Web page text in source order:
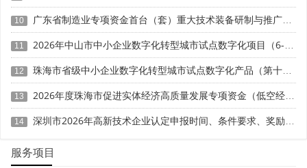
至500万元不等。政策适用对象为广东省内注册、纳入省工
信厅单项冠军企业库的企业，实行三年动态复核，复核通过
可持续享受要素扶持。企业可通过省数字工信平台在线提交
政策兑现申请，实现全流程线上办理。
四、文章结尾
2026年广东单项冠军扶持政策从金融、土地、人才三大
生产关键要素精准发力，形成资金减负、空间扩容、人才集
聚的全链条扶持体系。制造业贷款贴息与技改贴息双重叠
加，有效降低企业融资成本;工业用地优先保障与审批绿色通
10 广东省制造业专项资金首台（套）重大技术装备研制与推广应用项目入库储备申报时间、条件要求、补助奖励
11 2026年中山市中小企业数字化转型城市试点数字化项目（6-7月）入库申报时间、条件要求
12 珠海市省级中小企业数字化转型城市试点数字化产品（第十批）征集申报时间、条件要求
13 2026年度珠海市促进实体经济高质量发展专项资金（低空经济产业发展项目）入库申报时间、条件要求、补助奖励
14 深圳市2026年高新技术企业认定申报时间、条件要求、奖励政策
服务项目